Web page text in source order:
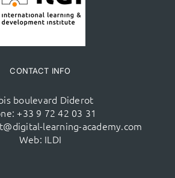
CONTACT INFO
boulevard Diderot
+33 9 72 42 03 31
learning-academy.com
Web: ILDI